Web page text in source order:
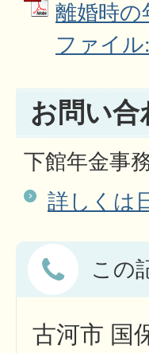
離婚時の
ファイル
お問い合
下館年金事
詳しくは
この
古河市 国